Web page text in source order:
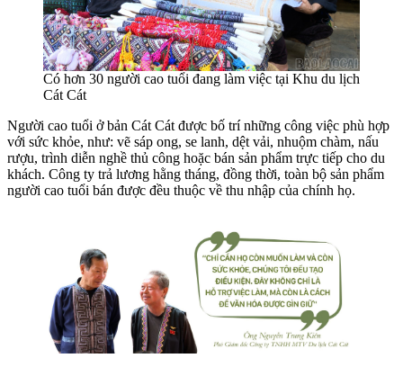
Có hơn 30 người cao tuổi đang làm việc tại Khu du lịch
Cát Cát
Người cao tuổi ở bản Cát Cát được bố trí những công việc phù hợp
với sức khỏe, như: vẽ sáp ong, se lanh, dệt vải, nhuộm chàm, nấu
rượu, trình diễn nghề thủ công hoặc bán sản phẩm trực tiếp cho du
khách. Công ty trả lương hằng tháng, đồng thời, toàn bộ sản phẩm
người cao tuổi bán được đều thuộc về thu nhập của chính họ.